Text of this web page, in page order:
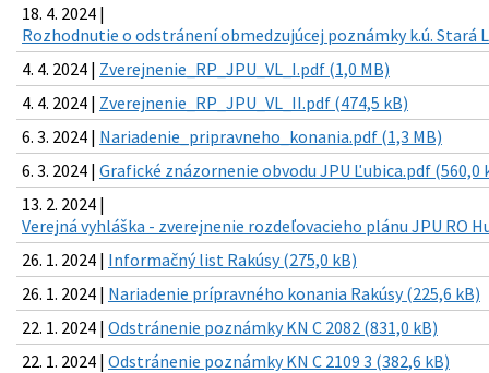
18. 4. 2024 |
Rozhodnutie o odstránení obmedzujúcej poznámky k.ú. Stará
4. 4. 2024 | Zverejnenie_RP_JPU_VL_I.pdf (1,0 MB)
4. 4. 2024 | Zverejnenie_RP_JPU_VL_II.pdf (474,5 kB)
6. 3. 2024 | Nariadenie_pripravneho_konania.pdf (1,3 MB)
6. 3. 2024 | Grafické znázornenie obvodu JPU Ľubica.pdf (560,0
13. 2. 2024 |
Verejná vyhláška - zverejnenie rozdeľovacieho plánu JPU RO
26. 1. 2024 | Informačný list Rakúsy (275,0 kB)
26. 1. 2024 | Nariadenie prípravného konania Rakúsy (225,6 kB)
22. 1. 2024 | Odstránenie poznámky KN C 2082 (831,0 kB)
22. 1. 2024 | Odstránenie poznámky KN C 2109 3 (382,6 kB)